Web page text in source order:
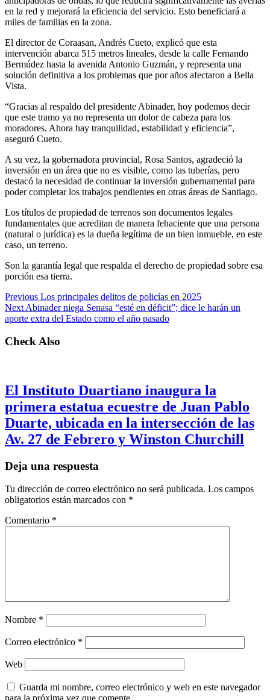
en la red y mejorará la eficiencia del servicio. Esto beneficiará a
miles de familias en la zona.
El director de Coraasan, Andrés Cueto, explicó que esta
intervención abarca 515 metros lineales, desde la calle Fernando
Bermúdez hasta la avenida Antonio Guzmán, y representa una
solución definitiva a los problemas que por años afectaron a Bella
Vista.
“Gracias al respaldo del presidente Abinader, hoy podemos decir
que este tramo ya no representa un dolor de cabeza para los
moradores. Ahora hay tranquilidad, estabilidad y eficiencia”,
aseguró Cueto.
A su vez, la gobernadora provincial, Rosa Santos, agradeció la
inversión en un área que no es visible, como las tuberías, pero
destacó la necesidad de continuar la inversión gubernamental para
poder completar los trabajos pendientes en otras áreas de Santiago.
Los títulos de propiedad de terrenos son documentos legales
fundamentales que acreditan de manera fehaciente que una persona
(natural o jurídica) es la dueña legítima de un bien inmueble, en este
caso, un terreno.
Son la garantía legal que respalda el derecho de propiedad sobre esa
porción esa tierra.
Previous Los principales delitos de policías en 2025
Next Abinader niega Senasa “esté en déficit”; dice le harán un
aporte extra del Estado como el año pasado
Check Also
El Instituto Duartiano inaugura la
primera estatua ecuestre de Juan Pablo
Duarte, ubicada en la intersección de las
Av. 27 de Febrero y Winston Churchill
Deja una respuesta
Tu dirección de correo electrónico no será publicada. Los campos
obligatorios están marcados con *
Comentario *
Nombre *
Correo electrónico *
Web
Guarda mi nombre, correo electrónico y web en este navegador